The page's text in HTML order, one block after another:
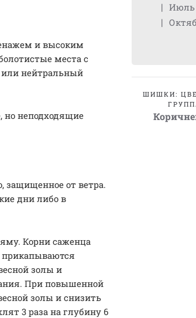
и высоким
места с
или нейтральный
но неподходящие
защищенное от ветра.
дни либо в
Корни саженца
прикапываются
золы и
При повышенной
золы и снизить
3 раза на глубину 6
| Июль
|
ШИШКИ: